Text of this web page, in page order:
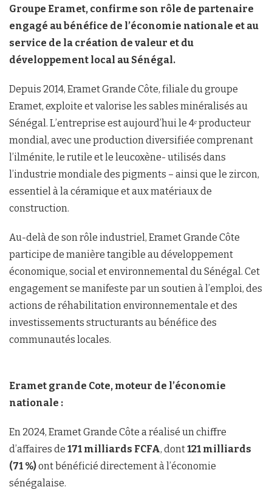
Groupe Eramet, confirme son rôle de partenaire
engagé au bénéfice de l’économie nationale et au
service de la création de valeur et du
développement local au Sénégal.
Depuis 2014, Eramet Grande Côte, filiale du groupe
Eramet, exploite et valorise les sables minéralisés au
Sénégal. L’entreprise est aujourd’hui le 4ᵉ producteur
mondial, avec une production diversifiée comprenant
l’ilménite, le rutile et le leucoxène- utilisés dans
l’industrie mondiale des pigments – ainsi que le zircon,
essentiel à la céramique et aux matériaux de
construction.
Au-delà de son rôle industriel, Eramet Grande Côte
participe de manière tangible au développement
économique, social et environnemental du Sénégal. Cet
engagement se manifeste par un soutien à l’emploi, des
actions de réhabilitation environnementale et des
investissements structurants au bénéfice des
communautés locales.
Eramet grande Cote, moteur de l’économie
nationale :
En 2024, Eramet Grande Côte a réalisé un chiffre
d’affaires de 171 milliards FCFA, dont121 milliards
(71 %)ont bénéficié directement à l’économie
sénégalaise.